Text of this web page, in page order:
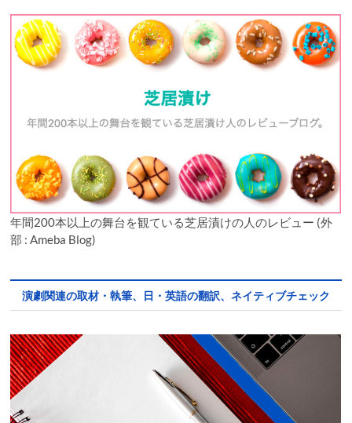
年間200本以上の舞台を観ている芝居漬けの人のレビュー (外
部 : Ameba Blog)
演劇関連の取材・執筆、日・英語の翻訳、ネイティブチェック